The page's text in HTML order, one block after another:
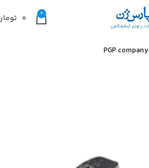
0
0
PGP company